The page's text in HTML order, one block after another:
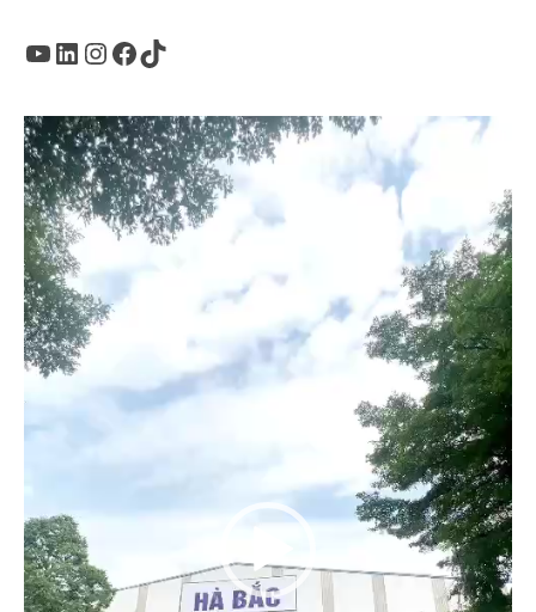
Youtube
LinkedIn
Instagram
Facebook
TikTok
Trình
chơi
Video